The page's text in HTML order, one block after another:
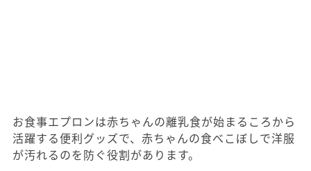
お食事エプロンは赤ちゃんの離乳食が始まるころから
活躍する便利グッズで、赤ちゃんの食べこぼしで洋服
が汚れるのを防ぐ役割があります。